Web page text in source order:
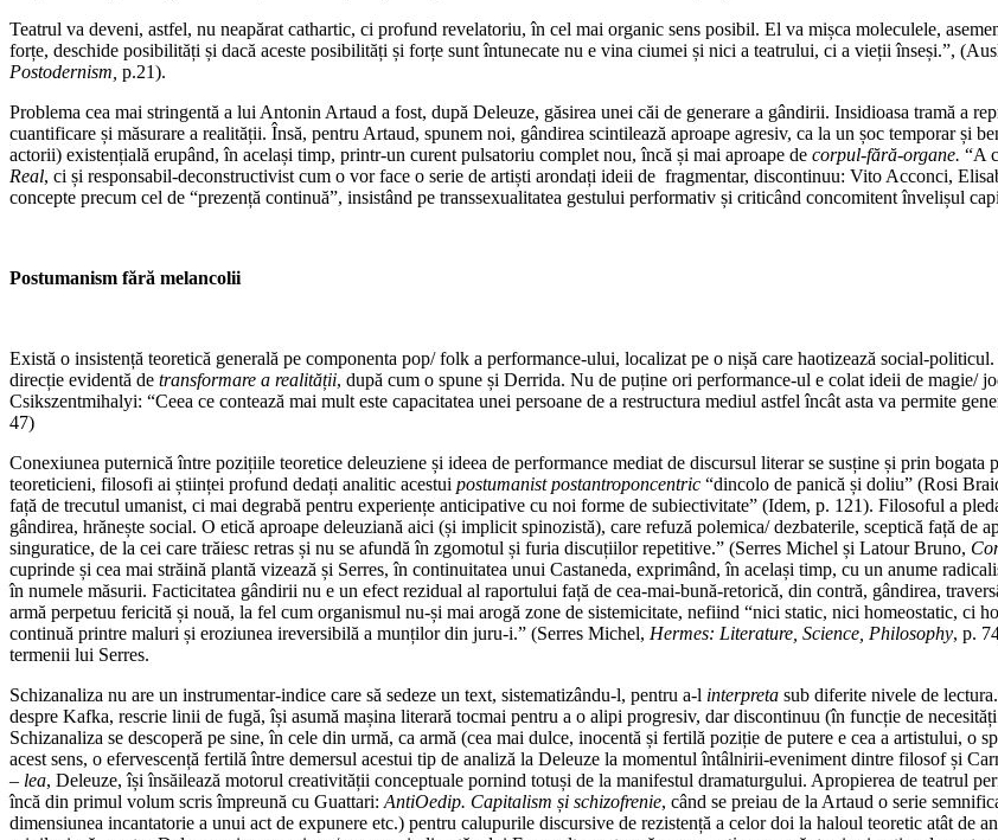
Teatrul va deveni, astfel, nu neapărat cathartic, ci profund revelatoriu, în cel mai organic sens posibil. El va mișca moleculele,
forțe, deschide posibilități și dacă aceste posibilități și forțe sunt întunecate nu e vina ciumei și nici a teatrului, ci a vieții înseși.”,
Postodernism, p.21).
Problema cea mai stringentă a lui Antonin Artaud a fost, după Deleuze, găsirea unei căi de generare a gândirii. Insidioasa tramă a
cuantificare și măsurare a realității. Însă, pentru Artaud, spunem noi, gândirea scintilează aproape agresiv, ca la un șoc temporar și
actorii) existențială erupând, în același timp, printr-un curent pulsatoriu complet nou, încă și mai aproape de corpul-fără-organe. “A
Real, ci și responsabil-deconstructivist cum o vor face o serie de artiști arondați ideii de fragmentar, discontinuu: Vito Acconci,
concepte precum cel de “prezență continuă”, insistând pe transsexualitatea gestului performativ și criticând concomitent învelișul
Postumanism fără melancolii
Există o insistență teoretică generală pe componenta pop/ folk a performance-ului, localizat pe o nișă care haotizează social-
direcție evidentă de transformare a realității, după cum o spune și Derrida. Nu de puține ori performance-ul e colat ideii de
Csikszentmihalyi: “Ceea ce contează mai mult este capacitatea unei persoane de a restructura mediul astfel încât asta va permite
47)
Conexiunea puternică între pozițiile teoretice deleuziene și ideea de performance mediat de discursul literar se susține și prin
teoreticieni, filosofi ai științei profund dedați analitic acestui postumanist postantroponcentric “dincolo de panică și doliu” (Rosi
față de trecutul umanist, ci mai degrabă pentru experiențe anticipative cu noi forme de subiectivitate” (Idem, p. 121). Filosoful a
gândirea, hrănește social. O etică aproape deleuziană aici (și implicit spinozistă), care refuză polemica/ dezbaterile, sceptică față
singuratice, de la cei care trăiesc retras și nu se afundă în zgomotul și furia discuțiilor repetitive.” (Serres Michel și Latour Bruno,
cuprinde și cea mai străină plantă vizează și Serres, în continuitatea unui Castaneda, exprimând, în același timp, cu un anume
în numele măsurii. Facticitatea gândirii nu e un efect rezidual al raportului față de cea-mai-bună-retorică, din contră, gândirea,
armă perpetuu fericită și nouă, la fel cum organismul nu-și mai arogă zone de sistemicitate, nefiind “nici static, nici homeostatic, ci
continuă printre maluri și eroziunea ireversibilă a munților din juru-i.” (Serres Michel, Hermes: Literature, Science, Philosophy, p.
termenii lui Serres.
Schizanaliza nu are un instrumentar-indice care să sedeze un text, sistematizându-l, pentru a-l interpreta sub diferite nivele de
despre Kafka, rescrie linii de fugă, își asumă mașina literară tocmai pentru a o alipi progresiv, dar discontinuu (în funcție de
Schizanaliza se descoperă pe sine, în cele din urmă, ca armă (cea mai dulce, inocentă și fertilă poziție de putere e cea a artistului,
acest sens, o efervescență fertilă între demersul acestui tip de analiză la Deleuze la momentul întâlnirii-eveniment dintre filosof și
– lea, Deleuze, își însăilează motorul creativității conceptuale pornind totuși de la manifestul dramaturgului. Apropierea de teatrul
încă din primul volum scris împreună cu Guattari: AntiOedip. Capitalism și schizofrenie, când se preiau de la Artaud o serie
dimensiunea incantatorie a unui act de expunere etc.) pentru calupurile discursive de rezistență a celor doi la haloul teoretic atât de